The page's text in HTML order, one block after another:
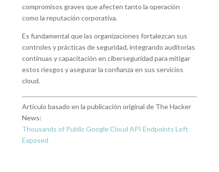
compromisos graves que afecten tanto la operación
como la reputación corporativa.
Es fundamental que las organizaciones fortalezcan sus
controles y prácticas de seguridad, integrando auditorías
continuas y capacitación en ciberseguridad para mitigar
estos riesgos y asegurar la confianza en sus servicios
cloud.
Artículo basado en la publicación original de The Hacker
News:
Thousands of Public Google Cloud API Endpoints Left
Exposed